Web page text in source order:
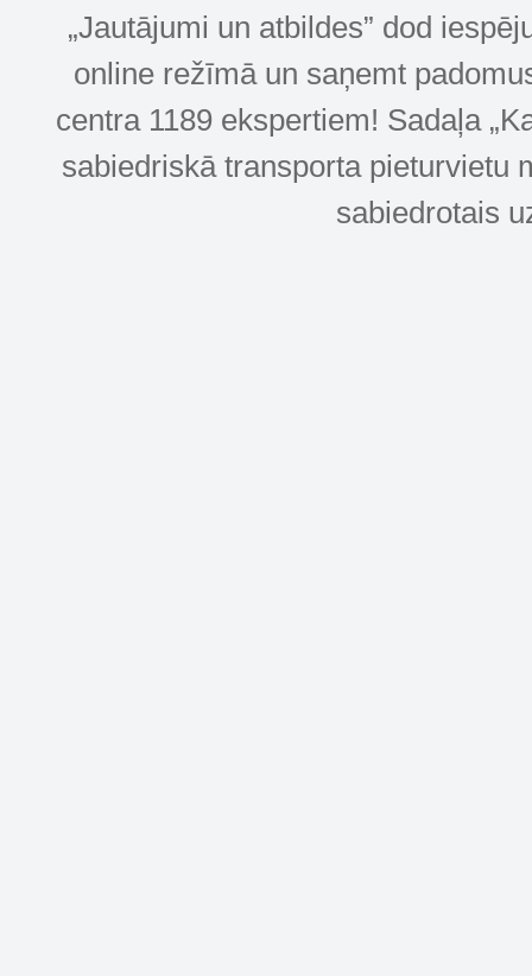
„Jautājumi un atbildes” dod
online režīmā un saņemt
centra 1189 ekspertiem! Sadaļa
sabiedriskā transporta pieturvietu
sabiedrotais